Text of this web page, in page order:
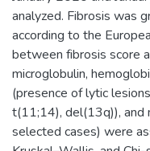
analyzed. Fibrosis was
according to the
between fibrosis score
microglobulin,
(presence of lytic
t(11;14), del(13q)), and
selected cases) were